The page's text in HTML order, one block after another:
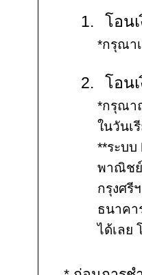
1. โอน
*กรุณา
2. โอน
*กรุณา
ในวันเ
**ระบบ
พาณิช
กรุงศรี
ธนาค
ได้เลย